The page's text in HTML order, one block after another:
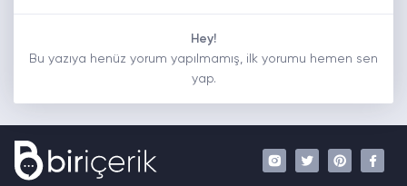
Hey!
Bu yazıya henüz yorum yapılmamış, ilk yorumu hemen sen
yap.